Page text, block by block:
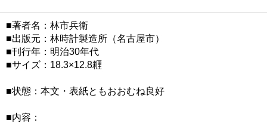
■著者名：林市兵衛
■出版元：林時計製造所（名古屋市）
■刊行年：明治30年代
■サイズ：18.3×12.8糎
■状態：本文・表紙ともおおむね良好
■内容：